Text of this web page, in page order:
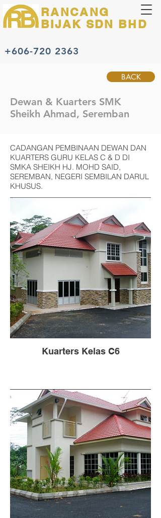
RANCANG
BIJAK SDN BHD
+606-720 2363
BACK
Dewan & Kuarters SMK
Sheikh Ahmad, Seremban
CADANGAN PEMBINAAN DEWAN DAN
KUARTERS GURU KELAS C & D DI
SMKA SHEIKH HJ. MOHD SAID,
SEREMBAN, NEGERI SEMBILAN DARUL
KHUSUS.
Kuarters Kelas C6